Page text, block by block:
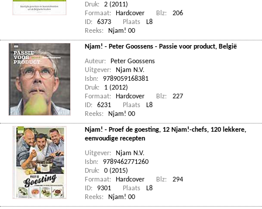
Druk:
2 (2011)
Formaat:
Hardcover Blz:
206
ID:
6373 Plaats
L8
Reeks:
Njam! 00
Njam! - Peter Goossens - Passie voor product, België
Auteur:
Peter Goossens
Uitgever:
Njam N.V.
Isbn:
9789059168381
Druk:
1 (2012)
Formaat:
Hardcover Blz:
227
ID:
6231 Plaats
L8
Reeks:
Njam! 00
Njam! - Proef de goesting, 12 Njam!-chefs, 120 lekkere,
eenvoudige recepten
Uitgever:
Njam N.V.
Isbn:
9789462771260
Druk:
0 (2015)
Formaat:
Hardcover Blz:
294
ID:
9301 Plaats
L8
Reeks:
Njam! 00